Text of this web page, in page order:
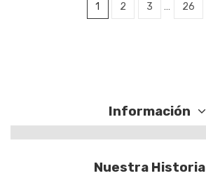
1 2 3 … 26
Información
Nuestra Historia